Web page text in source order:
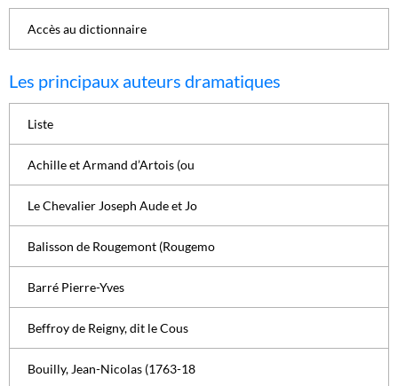
Accès au dictionnaire
Les principaux auteurs dramatiques
Liste
Achille et Armand d’Artois (ou
Le Chevalier Joseph Aude et Jo
Balisson de Rougemont (Rougemo
Barré Pierre-Yves
Beffroy de Reigny, dit le Cous
Bouilly, Jean-Nicolas (1763-18